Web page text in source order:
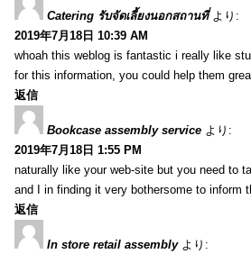
Catering รับจัดเลี้ยงนอกสถานที่ より:
2019年7月18日 10:39 AM
whoah this weblog is fantastic i really like
for this information, you could help them
返信
Bookcase assembly service より:
2019年7月18日 1:55 PM
naturally like your web-site but you need to
and I in finding it very bothersome to inform
返信
In store retail assembly より: